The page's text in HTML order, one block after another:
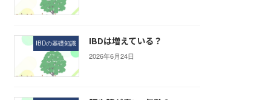
IBDの基礎知識 IBDは増えている？
2026年6月24日